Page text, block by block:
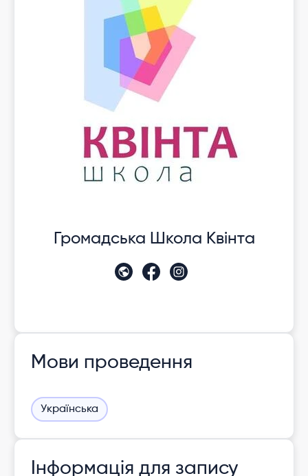
Громадська Школа Квінта
Мови проведення
Українська
Інформація для запису